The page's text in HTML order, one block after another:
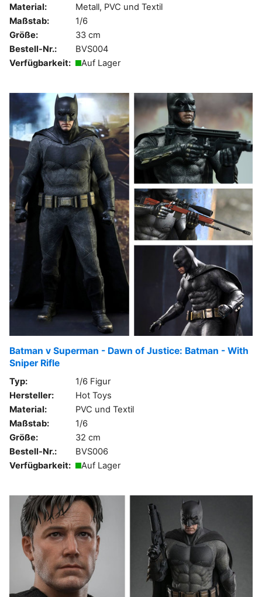
Material:
Metall, PVC und Textil
Maßstab:
1/6
Größe:
33 cm
Bestell-Nr.:
BVS004
Verfügbarkeit:
Auf Lager
Batman v Superman - Dawn of Justice: Batman - With
Sniper Rifle
Typ:
1/6 Figur
Hersteller:
Hot Toys
Material:
PVC und Textil
Maßstab:
1/6
Größe:
32 cm
Bestell-Nr.:
BVS006
Verfügbarkeit:
Auf Lager